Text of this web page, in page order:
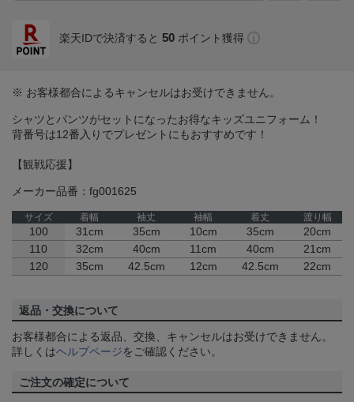
楽天IDで決済すると 50 ポイント獲得
※ お客様都合によるキャンセルはお受けできません。
シャツとパンツがセットになったお得なキッズユニフォーム！
背番号は12番入りでプレゼントにもおすすめです！
【観戦応援】
メーカー品番：fg001625
サイズ 着幅 袖丈 袖幅 着丈 渡り幅
100 31cm 35cm 10cm 35cm
20cm
110
32cm 40cm 11cm 40cm
21cm
120
35cm 42.5cm 12cm 42.5cm 22cm
返品・交換について
お客様都合による返品、交換、キャンセルはお受けできません。
詳しくはヘルプページをご確認ください。
ご注文の確定について